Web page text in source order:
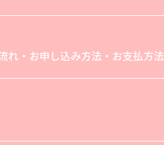
れ・お申し込み方法・お支払方法